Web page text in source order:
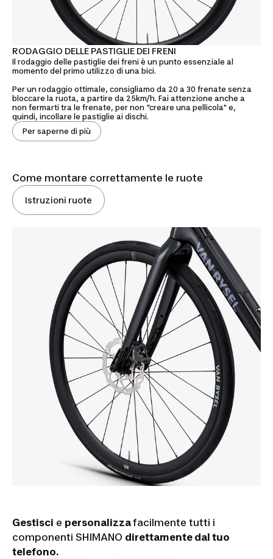
RODAGGIO DELLE PASTIGLIE DEI FRENI
Il rodaggio delle pastiglie dei freni è un punto essenziale al
momento del primo utilizzo di una bici.
Per un rodaggio ottimale, consigliamo da 20 a 30 frenate senza
bloccare la ruota, a partire da 25km/h. Fai attenzione anche a
non fermarti tra le frenate, per non "creare una pellicola" e,
quindi, incollare le pastiglie ai dischi.
Per saperne di più
Come montare correttamente le ruote
Istruzioni ruote
Gestisci e personalizzafacilmente tutti i
componenti SHIMANO direttamente dal tuo
telefono.